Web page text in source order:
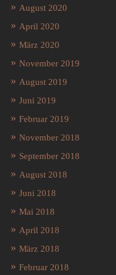
August 2020
April 2020
März 2020
November 2019
August 2019
Juni 2019
Februar 2019
November 2018
September 2018
August 2018
Juni 2018
Mai 2018
April 2018
März 2018
Februar 2018